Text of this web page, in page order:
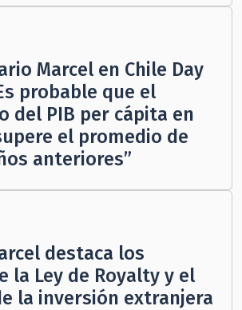
Marcel en Chile Day
probable que el
del PIB per cápita en
el promedio de
anteriores”
destaca los
la Ley de Royalty y el
la inversión extranjera